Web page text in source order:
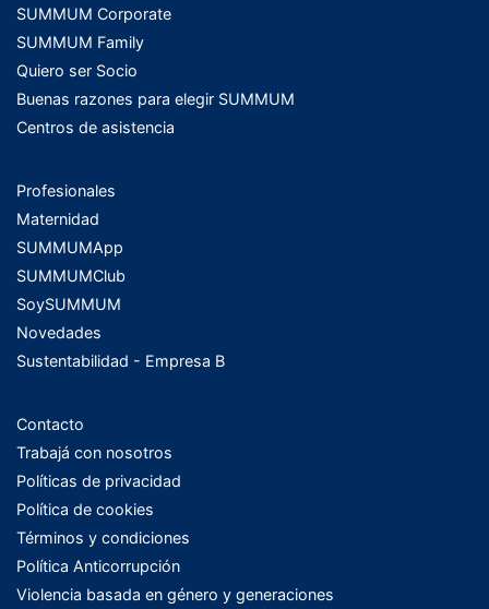
SUMMUM Corporate
SUMMUM Family
Quiero ser Socio
Buenas razones para elegir SUMMUM
Centros de asistencia
Profesionales
Maternidad
SUMMUMApp
SUMMUMClub
SoySUMMUM
Novedades
Sustentabilidad - Empresa B
Contacto
Trabajá con nosotros
Políticas de privacidad
Política de cookies
Términos y condiciones
Política Anticorrupción
Violencia basada en género y generaciones